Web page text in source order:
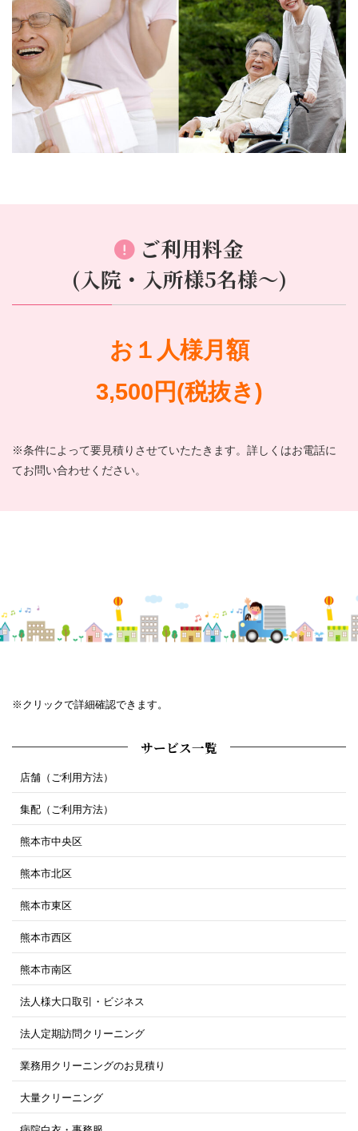
ご利用料金
(入院・入所様5名様～)
お１人様月額
3,500円(税抜き)
※条件によって要見積りさせていたたきます。詳しくはお電話に
てお問い合わせください。
※クリックで詳細確認できます。
サービス一覧
店舗（ご利用方法）
集配（ご利用方法）
熊本市中央区
熊本市北区
熊本市東区
熊本市西区
熊本市南区
法人様大口取引・ビジネス
法人定期訪問クリーニング
業務用クリーニングのお見積り
大量クリーニング